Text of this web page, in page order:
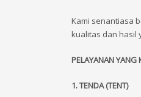
Kami senantiasa
kualitas dan hasil
PELAYANAN YANG
1. TENDA (TENT)